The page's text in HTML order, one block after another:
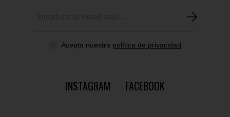
Acepta nuestra política de privacidad
INSTAGRAM FACEBOOK